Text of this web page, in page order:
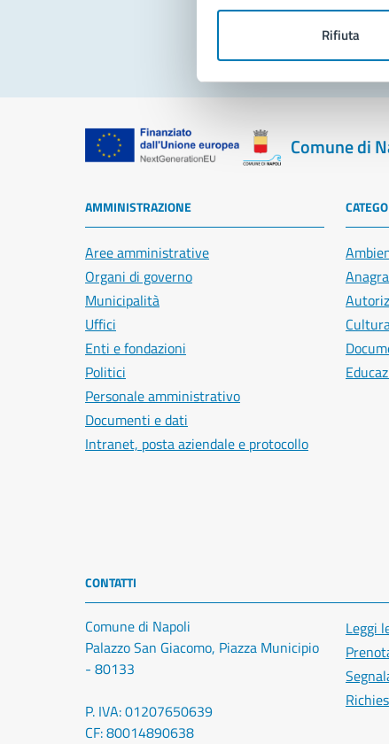
Rifiuta
Comune di
AMMINISTRAZIONE
Aree amministrative
Organi di governo
Municipalità
Uffici
Enti e fondazioni
Politici
Personale amministrativo
Documenti e dati
Intranet, posta aziendale e protocollo
CONTATTI
Comune di Napoli
Palazzo San Giacomo, Piazza Municipio
- 80133
P. IVA: 01207650639
CF: 80014890638
Leggi